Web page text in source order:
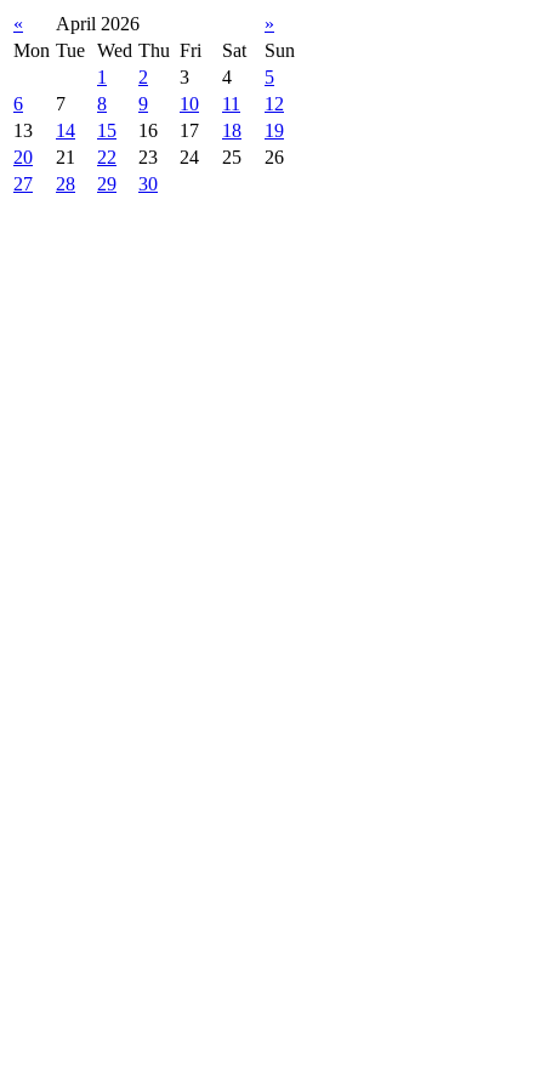
« April 2026
»
Mon Tue Wed Thu Fri Sat
Sun
1
2 3 4
5
6
7 8 9 10 11
12
13
14 15 16 17 18
19
20
21 22 23 24 25
26
27
28 29 30